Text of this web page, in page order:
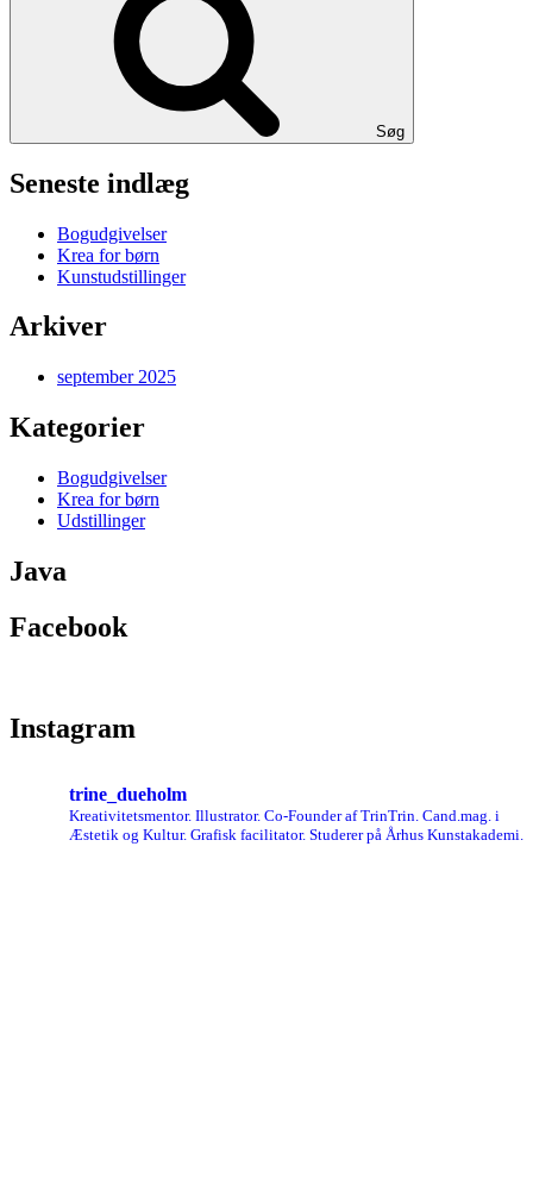
Søg
Seneste indlæg
Bogudgivelser
Krea for børn
Kunstudstillinger
Arkiver
september 2025
Kategorier
Bogudgivelser
Krea for børn
Udstillinger
Java
Facebook
Instagram
trine_dueholm
Kreativitetsmentor. Illustrator. Co-Founder af TrinTrin. Cand.mag. i
Æstetik og Kultur. Grafisk facilitator. Studerer på Århus Kunstakademi.